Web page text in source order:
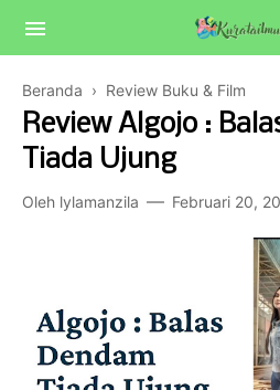
Beauty
Eco Blogger
Beranda › Review Buku & Film
Review Algojo :
Tiada Ujung
Oleh lylamanzila Februari 20,